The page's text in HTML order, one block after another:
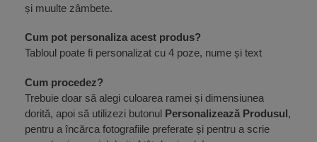
și muulte zâmbete.
Cum pot personaliza acest produs?
Tabloul poate fi personalizat cu 4 poze, nume și text
Cum procedez?
Trebuie doar să alegi culoarea ramei și dimensiunea
dorită, apoi să utilizezi butonul Personalizează Produsul,
pentru a încărca fotografiile preferate și pentru a scrie